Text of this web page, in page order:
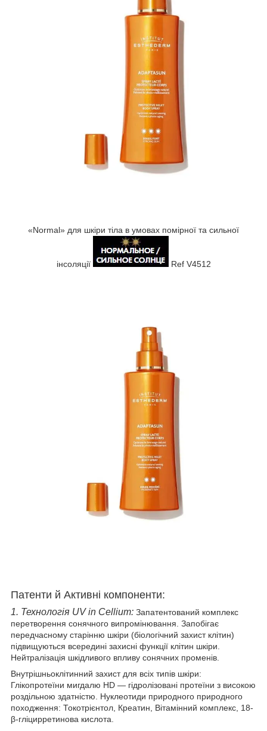
«Normal» для шкіри тіла в умовах помірної та сильної
інсоляції Ref V4512
Патенти й Активні компоненти:
1. Технологія UV in Cellium: Запатентований комплекс
перетворення сонячного випромінювання. Запобігає
передчасному старінню шкіри (біологічний захист клітин)
підвищуються всередині захисні функції клітин шкіри.
Нейтралізація шкідливого впливу сонячних променів.
Внутрішньоклітинний захист для всіх типів шкіри:
Глікопротеїни мигдалю HD — гідролізовані протеїни з високою
роздільною здатністю. Нуклеотиди природного природного
походження: Токотрієнтол, Креатин, Вітамінний комплекс, 18-
β-гліцирретинова кислота.